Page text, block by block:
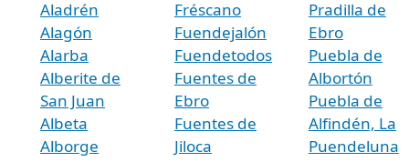
Aladrén
Alagón
Alarba
Alberite de
San Juan
Albeta
Alborge
Fréscano
Fuendejalón
Fuendetodos
Fuentes de
Ebro
Fuentes de
Jiloca
Pradilla de
Ebro
Puebla de
Albortón
Puebla de
Alfindén, La
Puendeluna